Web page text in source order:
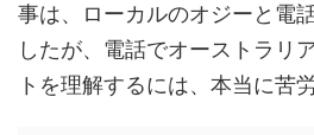
事は、ローカルのオジーと電
したが、電話でオーストラリ
トを理解するには、本当に苦